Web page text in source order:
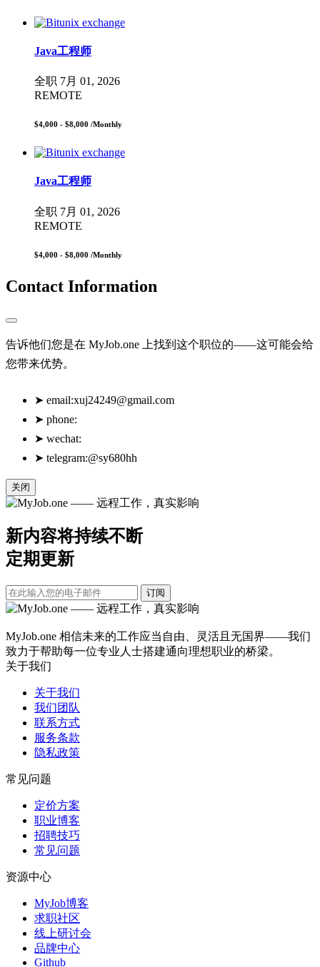
Java工程师
全职 7月 01, 2026
REMOTE
$4,000 - $8,000 /Monthly
Java工程师
全职 7月 01, 2026
REMOTE
$4,000 - $8,000 /Monthly
Contact Information
告诉他们您是在 MyJob.one 上找到这个职位的——这可能会给
您带来优势。
➤ email:xuj24249@gmail.com
➤ phone:
➤ wechat:
➤ telegram:@sy680hh
关闭
新内容将持续不断
定期更新
订阅
MyJob.one 相信未来的工作应当自由、灵活且无国界——我们
致力于帮助每一位专业人士搭建通向理想职业的桥梁。
关于我们
关于我们
我们团队
联系方式
服务条款
隐私政策
常见问题
定价方案
职业博客
招聘技巧
常见问题
资源中心
MyJob博客
求职社区
线上研讨会
品牌中心
Github